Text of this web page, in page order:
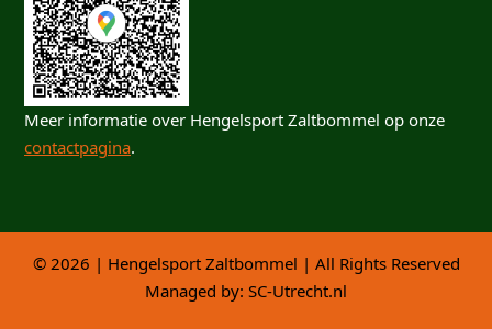
Meer informatie over Hengelsport Zaltbommel op onze
contactpagina.
© 2026 | Hengelsport Zaltbommel | All Rights Reserved
Managed by: SC-Utrecht.nl